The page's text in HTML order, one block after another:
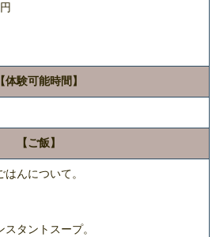
【体験可能時間】
【ご飯】
んについて。
タントスープ。